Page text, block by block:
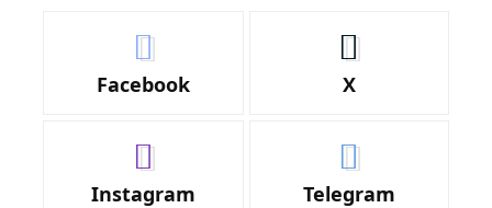
Facebook X
Instagram Telegram